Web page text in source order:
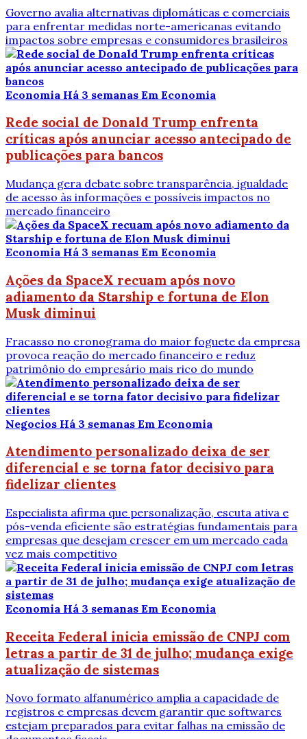
Governo avalia alternativas diplomáticas e comerciais
para enfrentar medidas norte-americanas evitando
impactos sobre empresas e consumidores brasileiros
Economia Há 3 semanas Em Economia
Rede social de Donald Trump enfrenta
críticas após anunciar acesso antecipado de
publicações para bancos
Mudança gera debate sobre transparência, igualdade
de acesso às informações e possíveis impactos no
mercado financeiro
Economia Há 3 semanas Em Economia
Ações da SpaceX recuam após novo
adiamento da Starship e fortuna de Elon
Musk diminui
Fracasso no cronograma do maior foguete da empresa
provoca reação do mercado financeiro e reduz
patrimônio do empresário mais rico do mundo
Negocios Há 3 semanas Em Economia
Atendimento personalizado deixa de ser
diferencial e se torna fator decisivo para
fidelizar clientes
Especialista afirma que personalização, escuta ativa e
pós-venda eficiente são estratégias fundamentais para
empresas que desejam crescer em um mercado cada
vez mais competitivo
Economia Há 3 semanas Em Economia
Receita Federal inicia emissão de CNPJ com
letras a partir de 31 de julho; mudança exige
atualização de sistemas
Novo formato alfanumérico amplia a capacidade de
registros e empresas devem garantir que softwares
estejam preparados para evitar falhas na emissão de